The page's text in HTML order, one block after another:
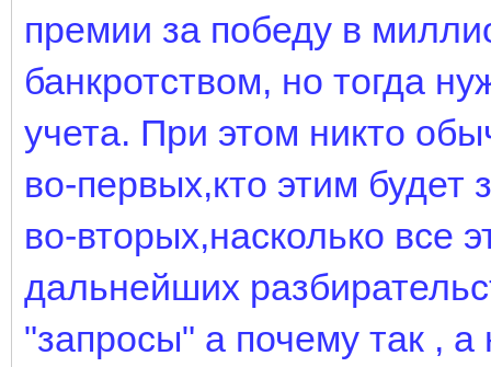
премии за победу в
банкротством, но тогда
учета. При этом никто
во-первых,кто этим будет
во-вторых,насколько все
дальнейших
"запросы" а почему так ,